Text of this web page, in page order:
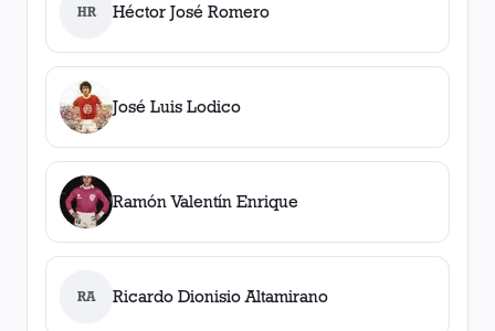
HR Héctor José Romero
José Luis Lodico
Ramón Valentín Enrique
RA Ricardo Dionisio Altamirano